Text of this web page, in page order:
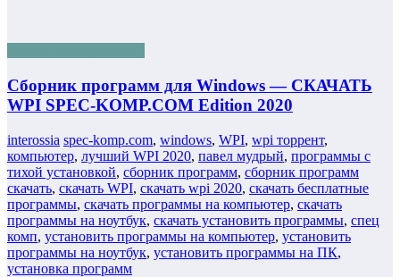
Сборник программ для Windows — СКАЧАТЬ
WPI SPEC-KOMP.COM Edition 2020
interossia spec-komp.com, windows, WPI, wpi торрент,
компьютер, лучший WPI 2020, павел мудрый, программы с
тихой установкой, сборник программ, сборник программ
скачать, скачать WPI, скачать wpi 2020, скачать бесплатные
программы, скачать программы на компьютер, скачать
программы на ноутбук, скачать установить программы, спец
комп, установить программы на компьютер, установить
программы на ноутбук, установить программы на ПК,
установка программ